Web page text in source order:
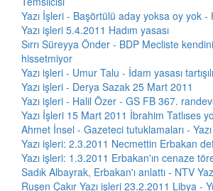
Yazı İşleri - Başörtülü aday yoksa oy yok -
Yazı işleri 5.4.2011 Hadım yasası
Sırrı Süreyya Önder - BDP Mecliste
hissetmiyor
Yazı işleri - Umur Talu - İdam yasası
Yazı işleri - Derya Sazak 25 Mart 2011
Yazı işleri - Halil Özer - GS FB 367.
Yazı İşleri 15 Mart 2011 İbrahim Tatlıses
Ahmet İnsel - Gazeteci tutuklamaları -
Yazı işleri: 2.3.2011 Necmettin Erbakan
Yazı işleri: 1.3.2011 Erbakan'ın cenaze
Sadık Albayrak, Erbakan'ı anlattı - NTV
Ruşen Çakır Yazı işleri 23.2.2011 Libya -